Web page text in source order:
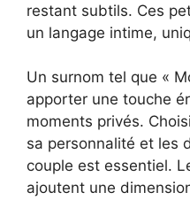
restant subtils. Ces
un langage intime,
Un surnom tel que «
apporter une touche
moments privés.
sa personnalité et les
couple est essentiel.
ajoutent une